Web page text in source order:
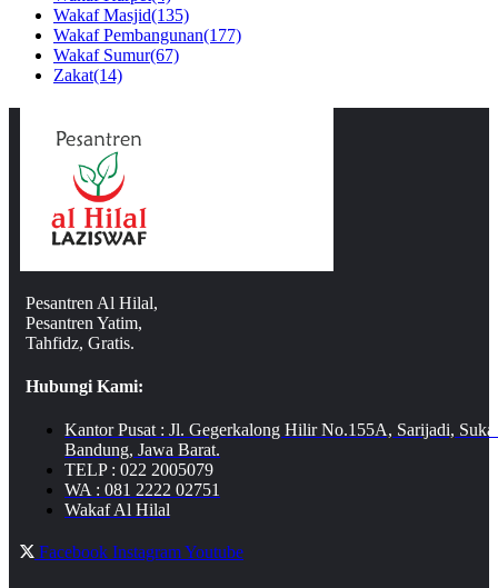
Wakaf Masjid(135)
Wakaf Pembangunan(177)
Wakaf Sumur(67)
Zakat(14)
Pesantren Al Hilal,
Pesantren Yatim,
Tahfidz, Gratis.
Hubungi Kami:
Kantor Pusat : Jl. Gegerkalong Hilir No.155A, Sarijadi,
Bandung, Jawa Barat.
TELP : 022 2005079
WA : 081 2222 02751
Wakaf Al Hilal
Facebook InstagramYoutube